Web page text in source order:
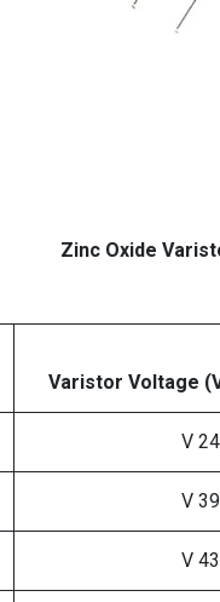
Zinc Oxide
Varistor Voltage